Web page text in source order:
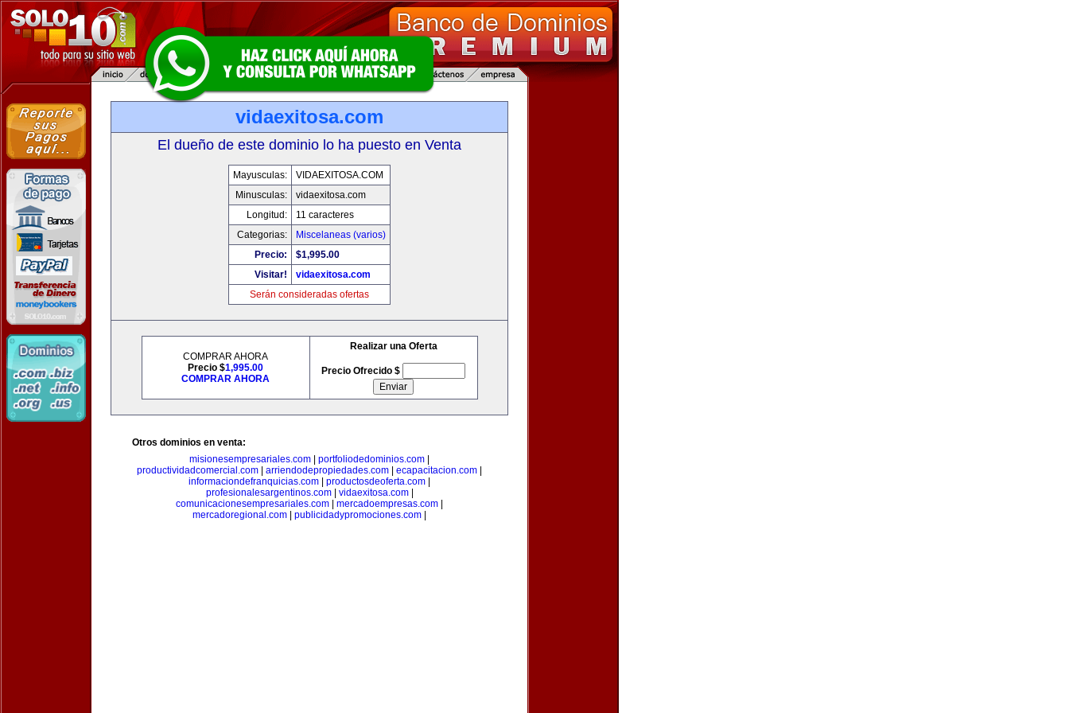
vidaexitosa.com
El dueño de este dominio lo ha puesto en Venta
Mayusculas:
VIDAEXITOSA.COM
Minusculas:
vidaexitosa.com
Longitud:
11 caracteres
Categorias:
Miscelaneas (varios)
Precio:
$1,995.00
Visitar!
vidaexitosa.com
Serán consideradas ofertas
COMPRAR AHORA
Precio $1,995.00
COMPRAR AHORA
Realizar una Oferta
Precio Ofrecido $
Otros dominios en venta:
misionesempresariales.com
portfoliodedominios.com
productividadcomercial.com
arriendodepropiedades.com ecapacitacion.com
informaciondefranquicias.com
productosdeoferta.com
profesionalesargentinos.com| vidaexitosa.com|
comunicacionesempresariales.com
mercadoempresas.com
mercadoregional.com
publicidadypromociones.com